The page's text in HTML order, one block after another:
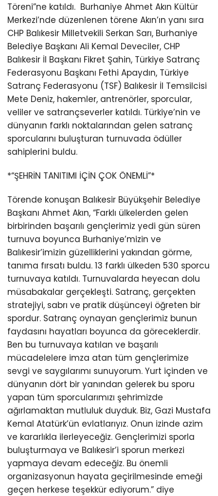
Töreni”ne katıldı. Burhaniye Ahmet Akın Kültür
Merkezi’nde düzenlenen törene Akın’ın yanı sıra
CHP Balıkesir Milletvekili Serkan Sarı, Burhaniye
Belediye Başkanı Ali Kemal Deveciler, CHP
Balıkesir İl Başkanı Fikret Şahin, Türkiye Satranç
Federasyonu Başkanı Fethi Apaydın, Türkiye
Satranç Federasyonu (TSF) Balıkesir İl Temsilcisi
Mete Deniz, hakemler, antrenörler, sporcular,
veliler ve satrançseverler katıldı. Türkiye’nin ve
dünyanın farklı noktalarından gelen satranç
sporcularını buluşturan turnuvada ödüller
sahiplerini buldu.
*“ŞEHRİN TANITIMI İÇİN ÇOK ÖNEMLİ”*
Törende konuşan Balıkesir Büyükşehir Belediye
Başkanı Ahmet Akın, “Farklı ülkelerden gelen
birbirinden başarılı gençlerimiz yedi gün süren
turnuva boyunca Burhaniye’mizin ve
Balıkesir’imizin güzelliklerini yakından görme,
tanıma fırsatı buldu. 13 farklı ülkeden 530 sporcu
turnuvaya katıldı. Turnuvalarda heyecan dolu
müsabakalar gerçekleşti. Satranç, gerçekten
stratejiyi, sabrı ve pratik düşünceyi öğreten bir
spordur. Satranç oynayan gençlerimiz bunun
faydasını hayatları boyunca da göreceklerdir.
Ben bu turnuvaya katılan ve başarılı
mücadelelere imza atan tüm gençlerimize
sevgi ve saygılarımı sunuyorum. Yurt içinden ve
dünyanın dört bir yanından gelerek bu sporu
yapan tüm sporcularımızı şehrimizde
ağırlamaktan mutluluk duyduk. Biz, Gazi Mustafa
Kemal Atatürk’ün evlatlarıyız. Onun izinde azim
ve kararlıkla ilerleyeceğiz. Gençlerimizi sporla
buluşturmaya ve Balıkesir’i sporun merkezi
yapmaya devam edeceğiz. Bu önemli
organizasyonun hayata geçirilmesinde emeği
geçen herkese teşekkür ediyorum.” diye